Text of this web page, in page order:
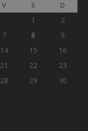
V S D
1
2
7 8
9
14 15
16
21 22
23
28 29
30